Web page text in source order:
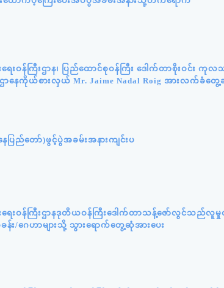
ဝန်ကြီးဌာန၊ ပြည်ထောင်စုဝန်ကြီး ဒေါက်တာစိုးဝင်း ကုလသ
ဌာနေကိုယ်စားလှယ် Mr. Jaime Nadal Roig အားလက်ခံတွ
ပြည်တော်)ဖွင့်ပွဲအခမ်းအနားကျင်းပ
ေးဝန်ကြီးဌာနဒုတိယဝန်ကြီးဒေါက်တာသန့်ဇော်လွင်သည်လူမှု
ခန်း/ဂေဟာများသို့ သွားရောက်တွေ့ဆုံအားပေး